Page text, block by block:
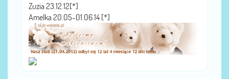
Zuzia 23.12.12[*]
Amelka 20.05-01.06.14 [*]